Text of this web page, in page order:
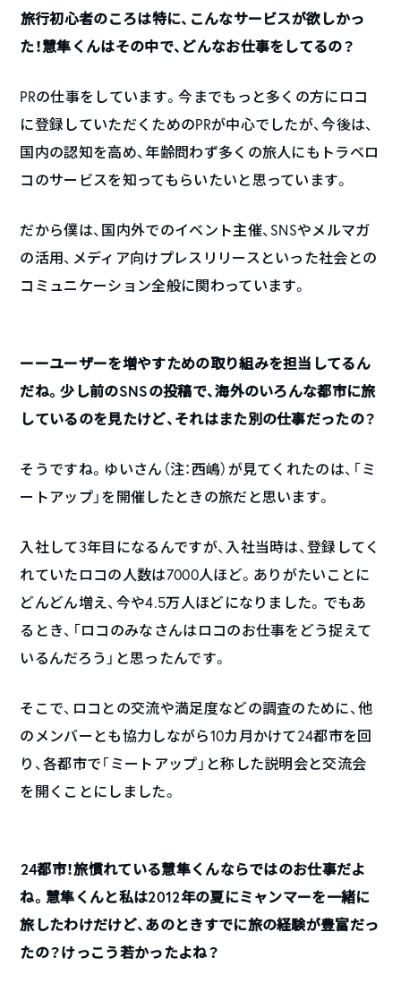
――旅行初心者のころは特に、こんなサービスが欲しかっ
た！慧隼くんはその中で、どんなお仕事をしてるの？
PRの仕事をしています。今までもっと多くの方にロコ
に登録していただくためのPRが中心でしたが、今後は、
国内の認知を高め、年齢問わず多くの旅人にもトラベロ
コのサービスを知ってもらいたいと思っています。
だから僕は、国内外でのイベント主催、SNSやメルマガ
の活用、メディア向けプレスリリースといった社会との
コミュニケーション全般に関わっています。
ーーユーザーを増やすための取り組みを担当してるん
だね。少し前のSNSの投稿で、海外のいろんな都市に旅
しているのを見たけど、それはまた別の仕事だったの？
そうですね。ゆいさん（注：西嶋）が見てくれたのは、「ミ
ートアップ」を開催したときの旅だと思います。
入社して3年目になるんですが、入社当時は、登録してく
れていたロコの人数は7000人ほど。ありがたいことに
どんどん増え、今や4.5万人ほどになりました。でもあ
るとき、「ロコのみなさんはロコのお仕事をどう捉えて
いるんだろう」と思ったんです。
そこで、ロコとの交流や満足度などの調査のために、他
のメンバーとも協力しながら10カ月かけて24都市を回
り、各都市で「ミートアップ」と称した説明会と交流会
を開くことにしました。
――24都市！旅慣れている慧隼くんならではのお仕事だよ
ね。慧隼くんと私は2012年の夏にミャンマーを一緒に
旅したわけだけど、あのときすでに旅の経験が豊富だっ
たの？けっこう若かったよね？